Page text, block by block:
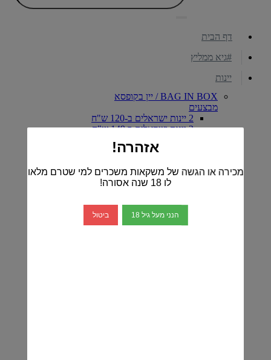
דף הבית
#גיא ממליץ
יינות
BAG IN BOX / יין בקופסא
מבצעים
2 יינות ישראלים ב-120 ש"ח
2 יינות ישראלים ב 149 ש"ח
3 יינות ישראלים ב-99 ש"ח
דרום מבית יתיר
יקב אפוד- EPHOD
אזהרה!
מכירה או הגשה של משקאות משכרים למי שטרם מלאו
לו 18 שנה אסורה!
הנני מעל גיל 18 ביטול